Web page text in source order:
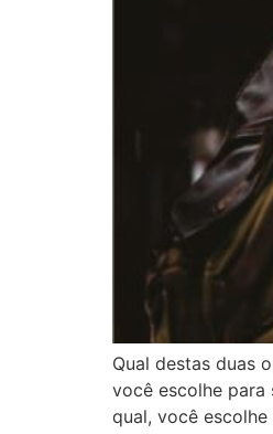
Qual destas duas
você escolhe
qual, você